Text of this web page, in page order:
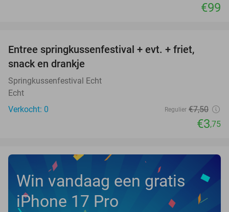
€99
TODAY
Entree springkussenfestival + evt. + friet,
snack en drankje
Springkussenfestival Echt
Echt
Verkocht: 0
Regulier €7,50
€3,75
Win vandaag een gratis
iPhone 17 Pro